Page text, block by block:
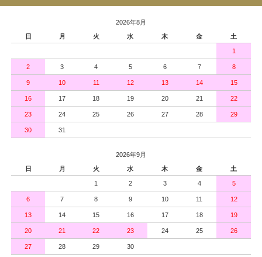
2026年8月
日
月 火 水 木 金 土
1
2 3 4 5 6 7 8
9 10 11 12 13 14 15
16 17 18 19 20 21 22
23 24 25 26 27 28 29
30 31
2026年9月
日
月 火 水 木 金 土
1 2 3 4 5
6 7 8 9 10 11 12
13 14 15 16 17 18 19
20 21 22 23 24 25 26
27 28 29 30